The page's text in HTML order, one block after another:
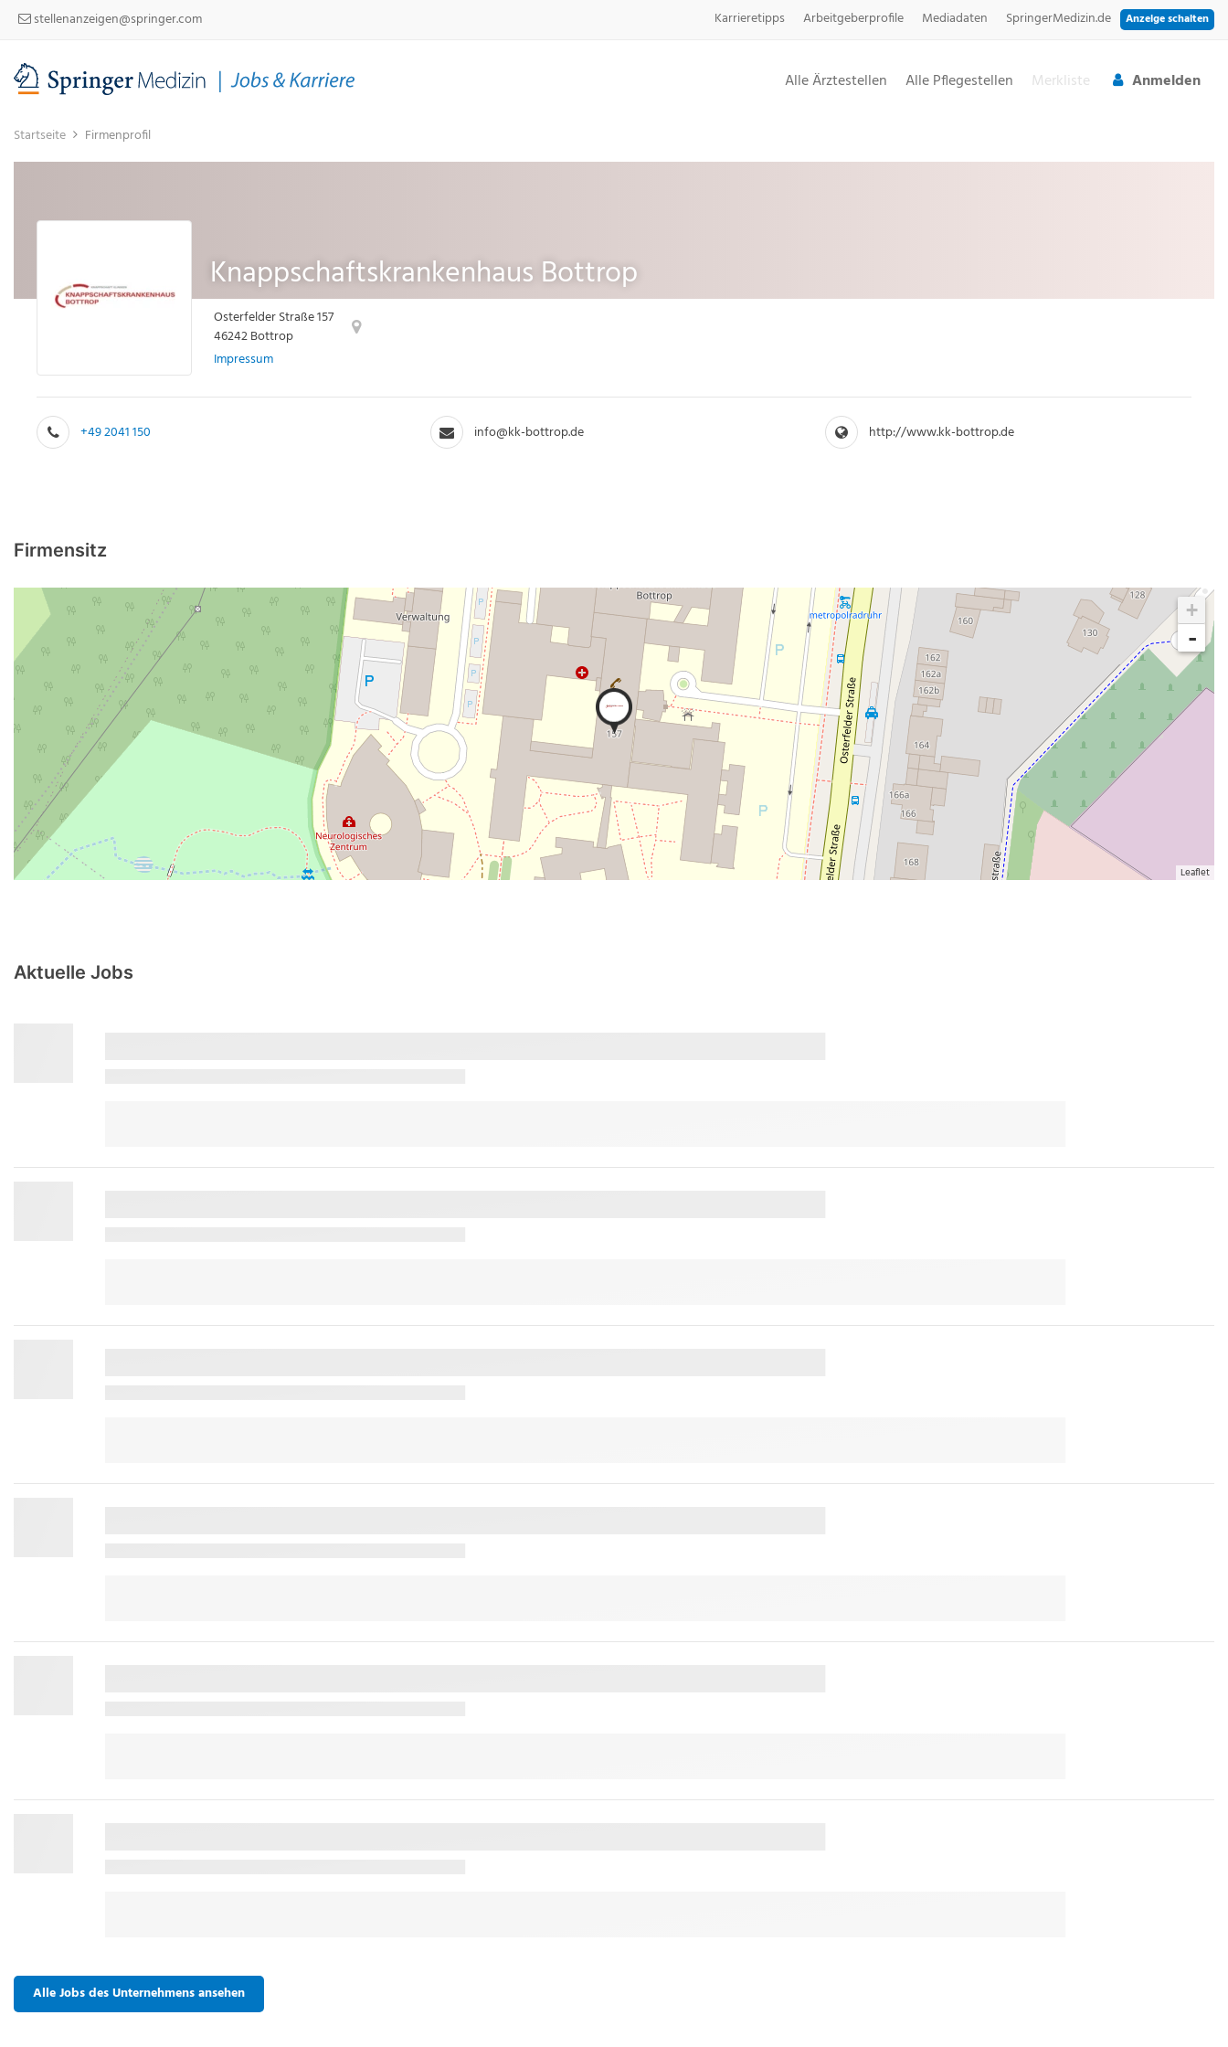
stellenanzeigen@springer.com Anzeige schalten
Karrieretipps Arbeitgeberprofile Mediadaten SpringerMedizin.de
Anmelden
Alle Ärztestellen Alle Pflegestellen Merkliste
Startseite Firmenprofil
Knappschaftskrankenhaus Bottrop
Osterfelder Straße 157
46242 Bottrop
Impressum
+49 2041 150 info@kk-bottrop.de http://www.kk-bottrop.de
Firmensitz
+
-
Leaflet
Aktuelle Jobs
Alle Jobs des Unternehmens ansehen